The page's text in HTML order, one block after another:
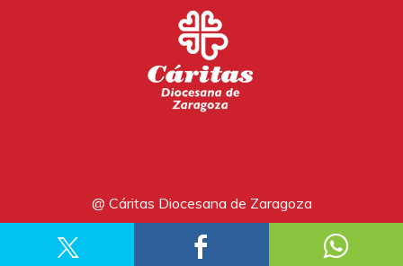
@ Cáritas Diocesana de Zaragoza
Política de cookies
Canal de denuncia